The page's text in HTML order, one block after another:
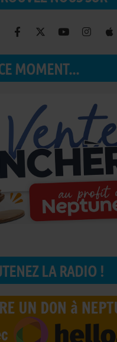
MOMENT...
LA RADIO !